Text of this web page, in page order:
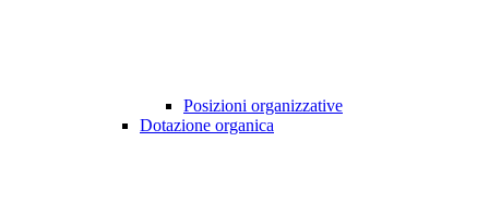
Posizioni organizzative
Dotazione organica